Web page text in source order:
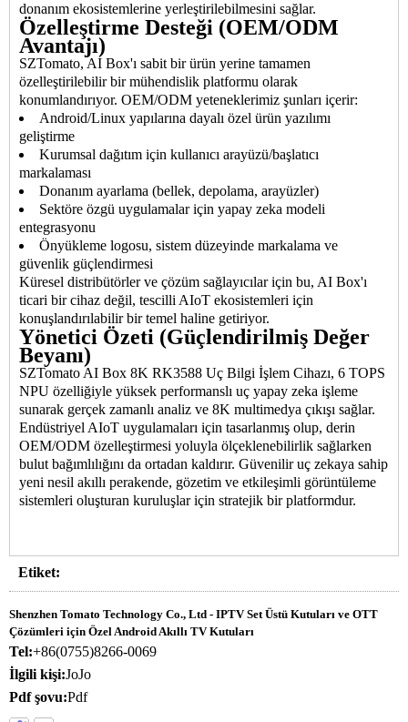
donanım ekosistemlerine yerleştirilebilmesini sağlar.
Özelleştirme Desteği (OEM/ODM
Avantajı)
SZTomato, AI Box'ı sabit bir ürün yerine tamamen
özelleştirilebilir bir mühendislik platformu olarak
konumlandırıyor. OEM/ODM yeteneklerimiz şunları içerir:
Android/Linux yapılarına dayalı özel ürün yazılımı
geliştirme
Kurumsal dağıtım için kullanıcı arayüzü/başlatıcı
markalaması
Donanım ayarlama (bellek, depolama, arayüzler)
Sektöre özgü uygulamalar için yapay zeka modeli
entegrasyonu
Önyükleme logosu, sistem düzeyinde markalama ve
güvenlik güçlendirmesi
Küresel distribütörler ve çözüm sağlayıcılar için bu, AI Box'ı
ticari bir cihaz değil, tescilli AIoT ekosistemleri için
konuşlandırılabilir bir temel haline getiriyor.
Yönetici Özeti (Güçlendirilmiş Değer
Beyanı)
SZTomato AI Box 8K RK3588 Uç Bilgi İşlem Cihazı, 6 TOPS
NPU özelliğiyle yüksek performanslı uç yapay zeka işleme
sunarak gerçek zamanlı analiz ve 8K multimedya çıkışı sağlar.
Endüstriyel AIoT uygulamaları için tasarlanmış olup, derin
OEM/ODM özelleştirmesi yoluyla ölçeklenebilirlik sağlarken
bulut bağımlılığını da ortadan kaldırır. Güvenilir uç zekaya sahip
yeni nesil akıllı perakende, gözetim ve etkileşimli görüntüleme
sistemleri oluşturan kuruluşlar için stratejik bir platformdur.
Etiket:
Shenzhen Tomato Technology Co., Ltd - IPTV Set Üstü Kutuları ve OTT
Çözümleri için Özel Android Akıllı TV Kutuları
Tel:+86(0755)8266-0069
İlgili kişi:JoJo
Pdf şovu:Pdf